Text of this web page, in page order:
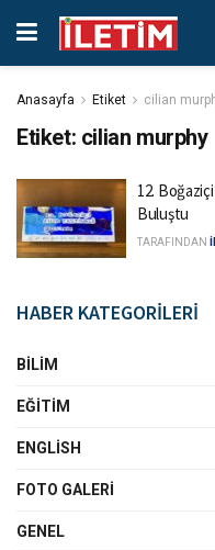
Anasayfa Etiket cilian
Etiket: cilian murphy
12.
Buluştu
TARAFINDAN
HABER KATEGORİLERİ
BILIM
EĞITIM
ENGLISH
FOTO GALERI
GENEL